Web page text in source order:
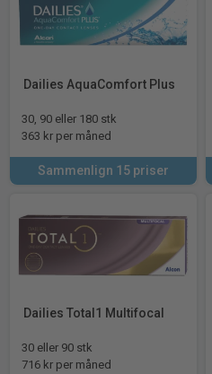
Dailies AquaComfort Plus
30, 90 eller 180 stk
363 kr per måned
Sammenlign 15 priser
Dailies Total1 Multifocal
30 eller 90 stk
716 kr per måned